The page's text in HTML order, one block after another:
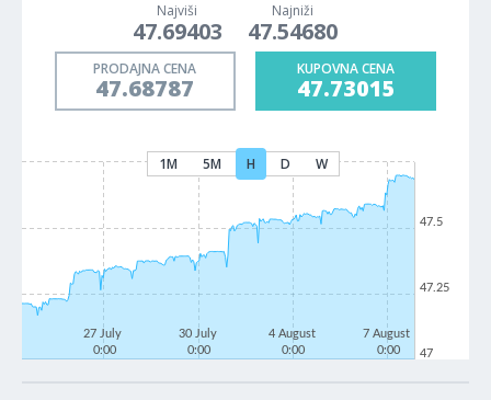
Najviši
47.69403
Najniži
47.54680
PRODAJNA CENA
47.68787
KUPOVNA CENA
47.73015
1M 5M H D W
27 July
0:00
30 July
0:00
4 August
0:00
7 August
0:00
47
47.25
47.5